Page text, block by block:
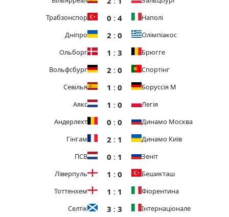
Трабзонспор
0 : 4
Наполі
Дніпро
2 : 0
Олімпіакос
Ольборг
1 : 3
Брюгге
Вольфсбург
2 : 0
Спортінг
Севілья
1 : 0
Боруссія М
Аякс
1 : 0
Легія
Андерлехт
0 : 0
Динамо Москва
Гінгам
2 : 1
Динамо Київ
ПСВ
0 : 1
Зеніт
Ліверпуль
1 : 0
Бешикташ
Тоттенхем
1 : 1
Фіорентина
Селтік
3 : 3 Інтернаціонале